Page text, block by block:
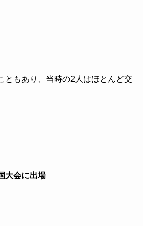
ともあり、当時の2人はほとんど交
大会に出場